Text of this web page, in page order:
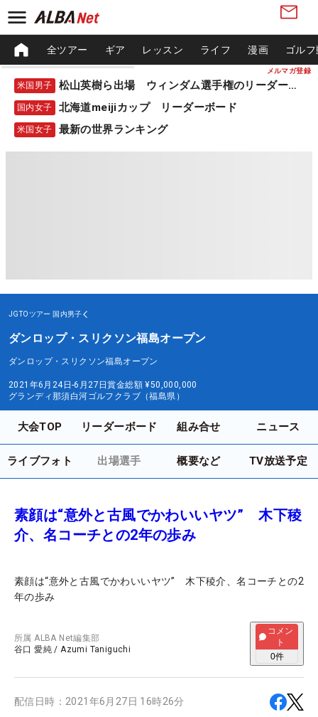
メルマガ登録
全ツアー ギア レッスン ライフ 漫画 ゴル
米国男子 松山英樹ら出場 ウィンダム選手権のリーダーボード
国内女子 北海道meijiカップ リーダーボード
米国女子 最新の世界ランキング
JGTOツアー 国内男子
ダンロップ・スリクソン福島オープン
ダンロップ・スリクソン福島オープン
2021年6月24日-6月27日賞金総額 ¥50,000,000
グランディ那須白河ゴルフクラブ（福島県）
大会TOP リーダーボード 組み合せ ニュース
ライブフォト 出場選手 概要など TV放送予定
素顔は“意外と古風でかわいいヤツ” 木下稜
介、名コーチとの2年の歩み
素顔は“意外と古風でかわいいヤツ” 木下稜介、名コーチとの2
年の歩み
所属ALBA Net編集部
谷口 愛純 /Azumi Taniguchi
コメン
ト
0件
配信日時： 2021年6月27日 16時26分